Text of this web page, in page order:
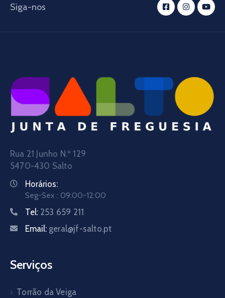
Siga-nos
Rua 21 Junho N.º 129
5470-430 Salto
Horários:
Seg-Sex : 09:00-12:00
Tel: 253 659 211
Email: geral@jf-salto.pt
Serviços
Torrão da Veiga